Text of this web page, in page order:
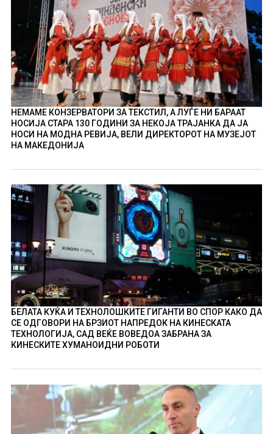
НЕМАМЕ КОНЗЕРВАТОРИ ЗА ТЕКСТИЛ, А ЛУЃЕ НИ БАРААТ
НОСИЈА СТАРА 130 ГОДИНИ ЗА НЕКОЈА ТРАЈАНКА ДА ЈА
НОСИ НА МОДНА РЕВИЈА, ВЕЛИ ДИРЕКТОРОТ НА МУЗЕЈОТ
НА МАКЕДОНИЈА
БЕЛАТА КУЌА И ТЕХНОЛОШКИТЕ ГИГАНТИ ВО СПОР КАКО ДА
СЕ ОДГОВОРИ НА БРЗИОТ НАПРЕДОК НА КИНЕСКАТА
ТЕХНОЛОГИЈА, САД ВЕЌЕ ВОВЕДОА ЗАБРАНА ЗА
КИНЕСКИТЕ ХУМАНОИДНИ РОБОТИ